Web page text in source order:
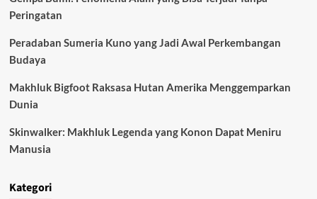
Peringatan
Peradaban Sumeria Kuno yang Jadi Awal Perkembangan
Budaya
Makhluk Bigfoot Raksasa Hutan Amerika Menggemparkan
Dunia
Skinwalker: Makhluk Legenda yang Konon Dapat Meniru
Manusia
Kategori